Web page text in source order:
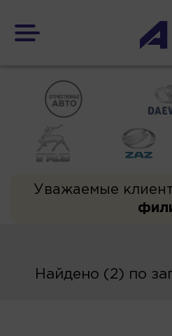
Уважаемые
Найдено (2) по